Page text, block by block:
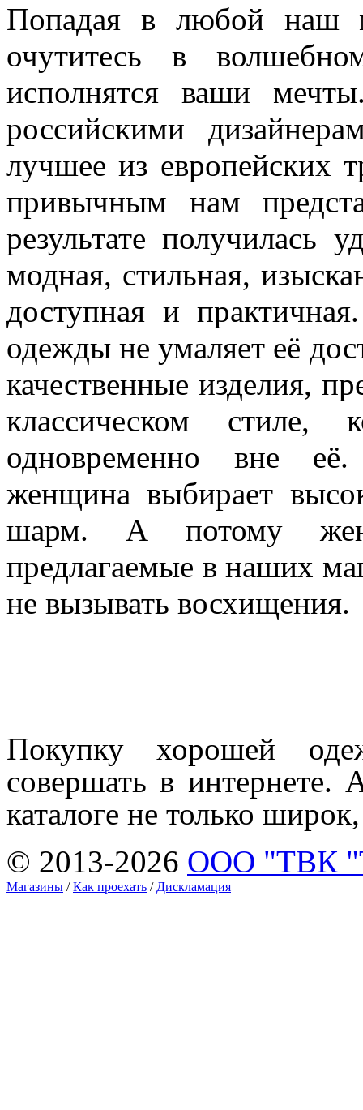
Попадая в любой наш
очутитесь в
исполнятся ваши
российскими
лучшее из европейских
привычным нам
результате получилась
модная, стильная,
доступная и
одежды не умаляет её
качественные изделия,
классическом
одновременно вне
женщина выбирает
шарм. А потому
предлагаемые в наших
не вызывать восхищения.
Покупку хорошей
совершать в интернете.
каталоге не только
© 2013-2026 ООО "ТВК
Магазины /Как проехать / Дискламация